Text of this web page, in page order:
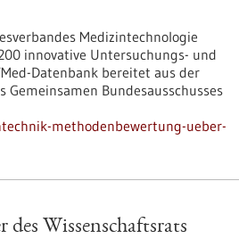
Medizintechnologie
innovative Untersuchungs- und
Datenbank bereitet aus der
Bundesausschusses
methodenbewertung-ueber-
Wissenschaftsrats